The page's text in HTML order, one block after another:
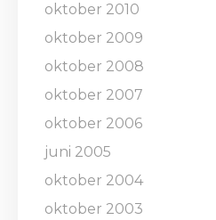
oktober 2010
oktober 2009
oktober 2008
oktober 2007
oktober 2006
juni 2005
oktober 2004
oktober 2003